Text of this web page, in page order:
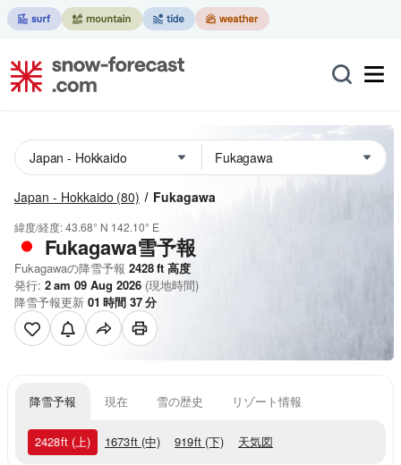
Japan - Hokkaido (80) Fukagawa
緯度/経度:43.68° N 142.10° E
Fukagawa雪予報
Fukagawaの降雪予報 2428ft 高度
発行: 2 am 09 Aug 2026 (現地時間)
降雪予報更新 01 時間 37分
降雪予報 現在 雪の歴史 リゾート情報
2428ft (上) 1673ft (中) 919ft (下) 天気図